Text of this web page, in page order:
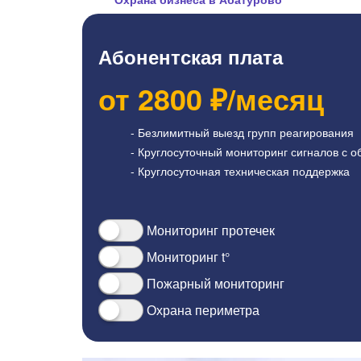
Абонентская плата
от 2800 ₽/месяц
- Безлимитный выезд групп реагирования
- Круглосуточный мониторинг сигналов с
- Круглосуточная техническая поддержка
Мониторинг протечек
Мониторинг t°
Пожарный мониторинг
Охрана периметра